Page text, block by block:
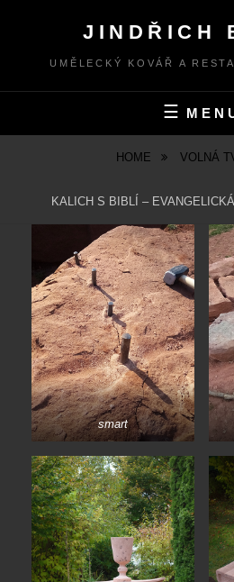
JINDŘICH
UMĚLECKÝ KOVÁŘ A
HOME VOLNÁ
KALICH S BIBLÍ –
smart